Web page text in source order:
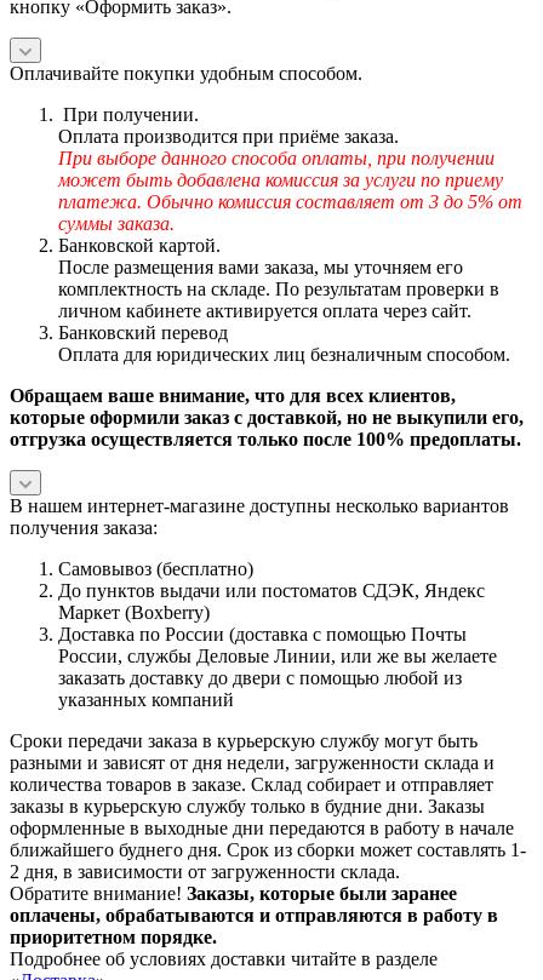
кнопку «Оформить заказ».
Оплачивайте покупки удобным способом.
При получении.
Оплата производится при приёме заказа.
При выборе данного способа оплаты, при получении
может быть добавлена комиссия за услуги по приему
платежа. Обычно комиссия составляет от 3 до 5% от
суммы заказа.
Банковской картой.
После размещения вами заказа, мы уточняем его
комплектность на складе. По результатам проверки в
личном кабинете активируется оплата через сайт.
Банковский перевод
Оплата для юридических лиц безналичным способом.
Обращаем ваше внимание, что для всех клиентов,
которые оформили заказ с доставкой, но не выкупили его,
отгрузка осуществляется только после 100% предоплаты.
В нашем интернет-магазине доступны несколько вариантов
получения заказа:
Самовывоз (бесплатно)
До пунктов выдачи или постоматов СДЭК, Яндекс
Маркет (Boxberry)
Доставка по России (доставка с помощью Почты
России, службы Деловые Линии, или же вы желаете
заказать доставку до двери с помощью любой из
указанных компаний
Сроки передачи заказа в курьерскую службу могут быть
разными и зависят от дня недели, загруженности склада и
количества товаров в заказе. Склад собирает и отправляет
заказы в курьерскую службу только в будние дни. Заказы
оформленные в выходные дни передаются в работу в начале
ближайшего буднего дня. Срок из сборки может составлять 1-
2 дня, в зависимости от загруженности склада.
Обратите внимание! Заказы, которые были заранее
оплачены, обрабатываются и отправляются в работу в
приоритетном порядке.
Подробнее об условиях доставки читайте в разделе